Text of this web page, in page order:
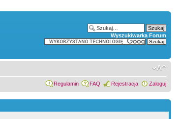
Wyszukiwarka Forum
Regulamin FAQ Rejestracja Zaloguj